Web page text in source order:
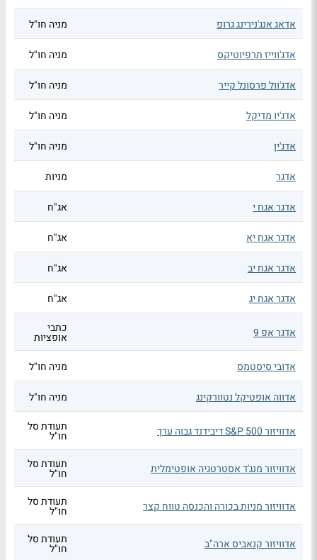
אדאג אנג'נירינג גרופ מניה חו"ל
אדג'ווייז תרפיוטיקס מניה חו"ל
אדג'וול פרסונל קייר מניה חו"ל
אדג'יו מדיקל מניה חו"ל
אדג'ין מניה חו"ל
אדגר מניות
אדגר אגח י אג"ח
אדגר אגח יא אג"ח
אדגר אגח יב אג"ח
אדגר אגח יג אג"ח
אדגר אפ 9 כתבי
אופציות
אדובי סיסטמס
מניה חו"ל
אדווה אופטיקל נטוורקינג מניה חו"ל
אדוויזור S&P 500 דיבידנד גבוה ערך תעודת סל
חו"ל
אדוויזור מנג'ד אסטרטגיה אופטימלית תעודת סל
חו"ל
אדוויזור מניות בכורה והכנסה טווח קצר תעודת סל
חו"ל
אדוויזור קנאביס ארה"ב תעודת סל
חו"ל